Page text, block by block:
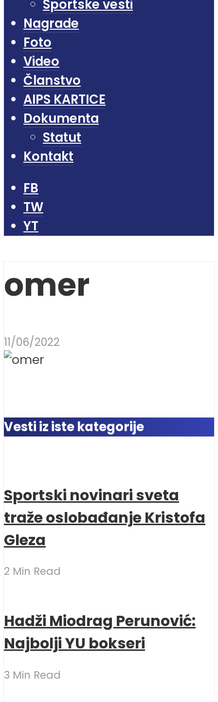
Sportske vesti
Nagrade
Foto
Video
Članstvo
AIPS KARTICE
Dokumenta
Statut
Kontakt
FB
TW
YT
omer
11/06/2022
Vesti iz iste kategorije
Sportski novinari sveta
traže oslobađanje Kristofa
Gleza
2 Min Read
Hadži Miodrag Perunović:
Najbolji YU bokseri
3 Min Read